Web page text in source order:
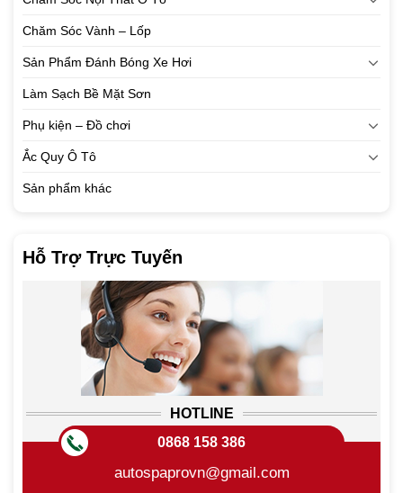
Chăm Sóc Vành – Lốp
Sản Phẩm Đánh Bóng Xe Hơi
Làm Sạch Bề Mặt Sơn
Phụ kiện – Đồ chơi
Ắc Quy Ô Tô
Sản phẩm khác
Hỗ Trợ Trực Tuyến
HOTLINE
0868 158 386
autospaprovn@gmail.com